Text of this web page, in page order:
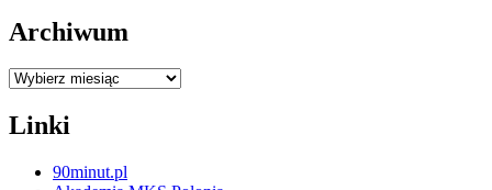
Archiwum
Archiwum
Linki
90minut.pl